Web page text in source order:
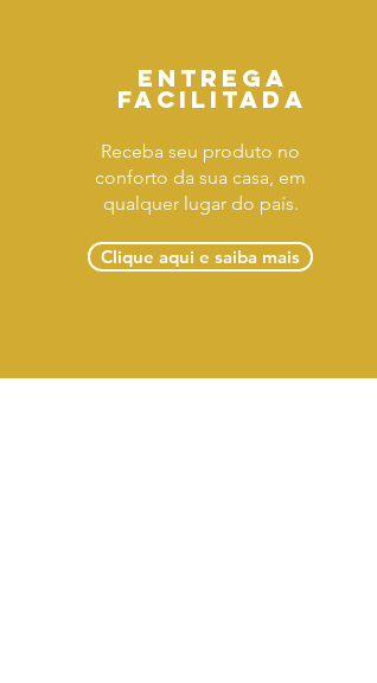
Entrega
facilitada
Receba seu produto no
conforto da sua casa, em
qualquer lugar do país.
Clique aqui e saiba mais